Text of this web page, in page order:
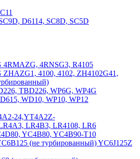
D6114, SC8D, SC5D
4RNSG3, R4105
4100, 4102, ZH4102G41,
TBD226, WP6G, WP4G
WD10, WP10, WP12
24,YT4A2Z-
LR4B3, LR4108, LR6
YC4B80, YC4B90-T10
(не турбированный) YC6J125Z